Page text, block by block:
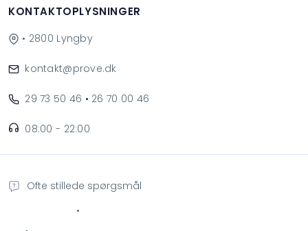
KONTAKTOPLYSNINGER
• 2800 Lyngby
kontakt@prove.dk
29 73 50 46 • 26 70 00 46
08:00 - 22:00
Ofte stillede spørgsmål
•